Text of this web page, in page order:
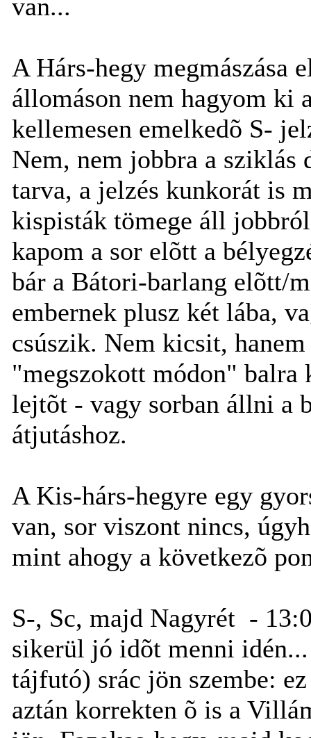
van...
A Hárs-hegy megmászása
állomáson nem hagyom ki
kellemesen emelkedõ S-
Nem, nem jobbra a sziklás
tarva, a jelzés kunkorát is
kispisták tömege áll
kapom a sor elõtt a
bár a Bátori-barlang elõtt/
embernek plusz két lába,
csúszik. Nem kicsit, hanem
"megszokott módon"
lejtõt - vagy sorban állni a
átjutáshoz.
A Kis-hárs-hegyre egy
van, sor viszont nincs,
mint ahogy a következõ
S-, Sc, majd Nagyrét -
sikerül jó idõt menni
tájfutó) srác jön szembe:
aztán korrekten õ is a